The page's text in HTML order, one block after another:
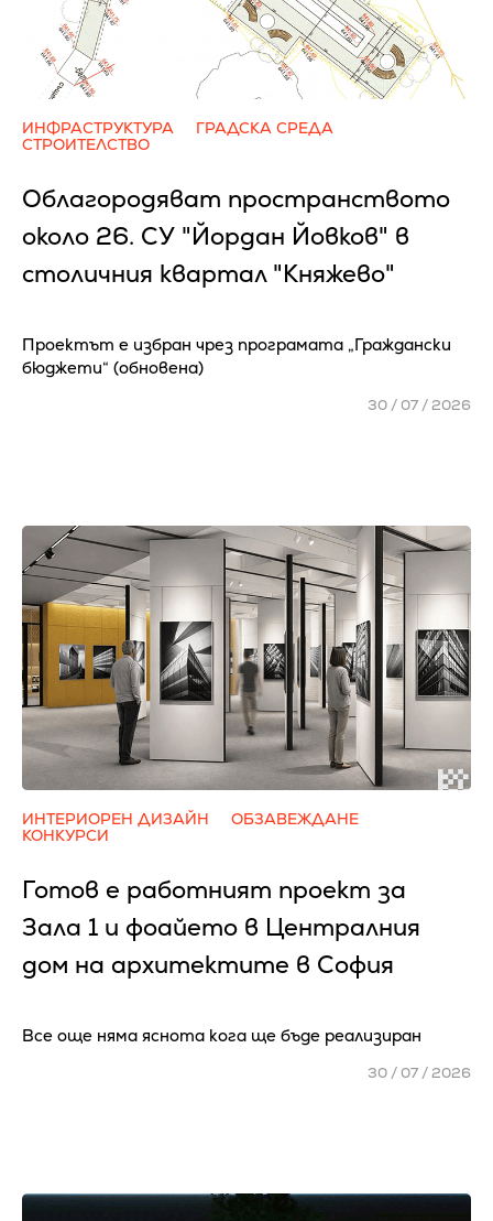
ИНФРАСТРУКТУРА
ГРАДСКА СРЕДА
СТРОИТЕЛСТВО
Облагородяват пространството
около 26. СУ "Йордан Йовков" в
столичния квартал "Княжево"
Проектът е избран чрез програмата „Граждански
бюджети“ (обновена)
30 / 07 / 2026
ИНТЕРИОРЕН ДИЗАЙН
ОБЗАВЕЖДАНЕ
КОНКУРСИ
Готов е работният проект за
Зала 1 и фоайето в Централния
дом на архитектите в София
Все още няма яснота кога ще бъде реализиран
30 / 07 / 2026